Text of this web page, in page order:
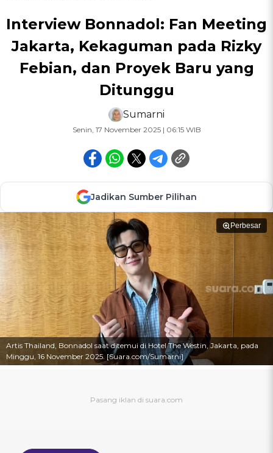
Interview Bonnadol: Fan Meeting
Jakarta, Kekaguman pada Rizky
Febian, dan Proyek Baru yang
Ditunggu
Sumarni
Senin, 17 November 2025 | 06:15 WIB
Jadikan Sumber Pilihan
Perbesar
Artis Thailand, Bonnadol saat ditemui di Hotel The Westin, Jakarta, pada
Minggu, 16 November 2025. [Suara.com/Sumarni]